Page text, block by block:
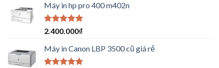
Máy in hp pro 400 m402n
Được xếp
sao
2.400.000₫
Máy in Canon LBP 3500 cũ giá rẻ